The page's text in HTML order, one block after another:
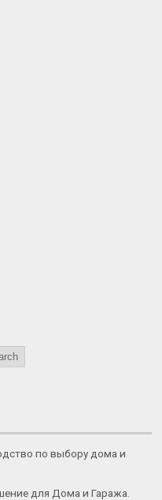
по выбору дома и
для Дома и Гаража.